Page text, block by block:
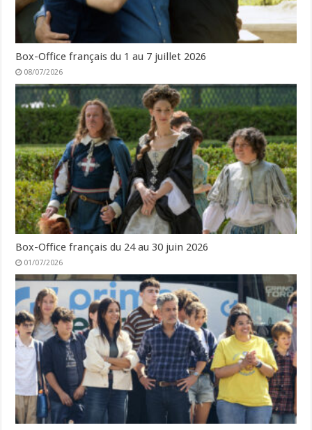
Box-Office français du 1 au 7 juillet 2026
08/07/2026
Box-Office français du 24 au 30 juin 2026
01/07/2026